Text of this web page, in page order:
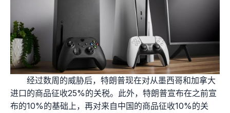
经过数周的威胁后，特朗普现在对从墨西哥和加拿大
进口的商品征收25%的关税。此外，特朗普宣布在之前宣
布的10%的基础上，再对来自中国的商品征收10%的关